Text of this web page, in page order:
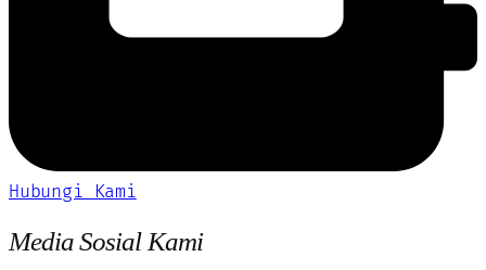
Hubungi Kami
Media Sosial Kami